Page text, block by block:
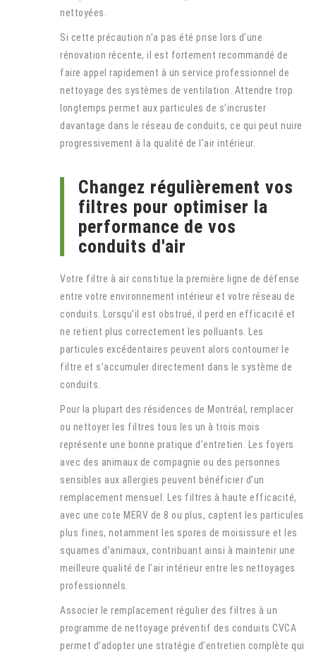
nettoyées.
Si cette précaution n’a pas été prise lors d’une
rénovation récente, il est fortement recommandé de
faire appel rapidement à un service professionnel de
nettoyage des systèmes de ventilation. Attendre trop
longtemps permet aux particules de s’incruster
davantage dans le réseau de conduits, ce qui peut nuire
progressivement à la qualité de l’air intérieur.
Changez régulièrement vos
filtres pour optimiser la
performance de vos
conduits d'air
Votre filtre à air constitue la première ligne de défense
entre votre environnement intérieur et votre réseau de
conduits. Lorsqu’il est obstrué, il perd en efficacité et
ne retient plus correctement les polluants. Les
particules excédentaires peuvent alors contourner le
filtre et s’accumuler directement dans le système de
conduits.
Pour la plupart des résidences de Montréal, remplacer
ou nettoyer les filtres tous les un à trois mois
représente une bonne pratique d’entretien. Les foyers
avec des animaux de compagnie ou des personnes
sensibles aux allergies peuvent bénéficier d’un
remplacement mensuel. Les filtres à haute efficacité,
avec une cote MERV de 8 ou plus, captent les particules
plus fines, notamment les spores de moisissure et les
squames d’animaux, contribuant ainsi à maintenir une
meilleure qualité de l’air intérieur entre les nettoyages
professionnels.
Associer le remplacement régulier des filtres à un
programme de nettoyage préventif des conduits CVCA
permet d’adopter une stratégie d’entretien complète qui